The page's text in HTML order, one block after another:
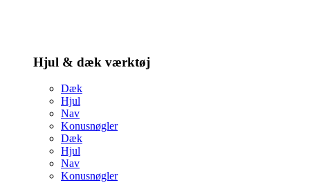
Hjul & dæk værktøj
Dæk
Hjul
Nav
Konusnøgler
Dæk
Hjul
Nav
Konusnøgler